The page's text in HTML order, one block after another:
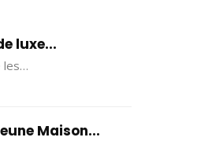
luxe...
les…
Maison...